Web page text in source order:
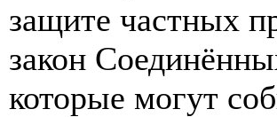
защите частных
закон
которые могут